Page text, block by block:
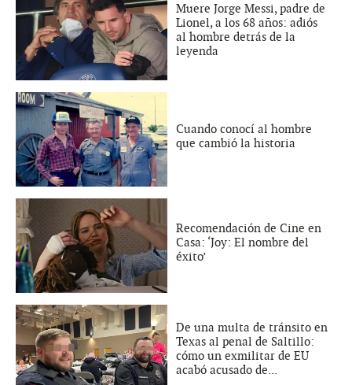
Muere Jorge Messi, padre de
Lionel, a los 68 años: adiós
al hombre detrás de la
leyenda
Cuando conocí al hombre
que cambió la historia
Recomendación de Cine en
Casa: ‘Joy: El nombre del
éxito’
De una multa de tránsito en
Texas al penal de Saltillo:
cómo un exmilitar de EU
acabó acusado de...